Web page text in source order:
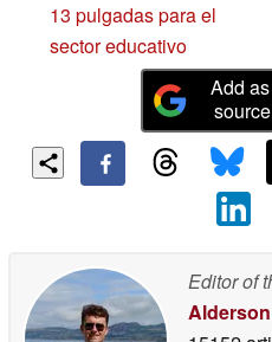
13 pulgadas para el
sector educativo
Add
Editor of
Alderson